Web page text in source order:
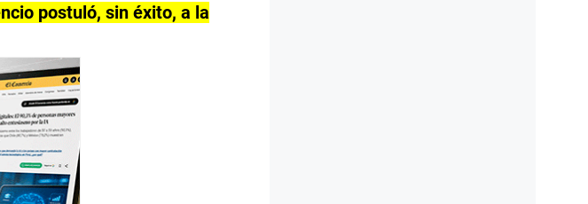
postuló, sin éxito, a la